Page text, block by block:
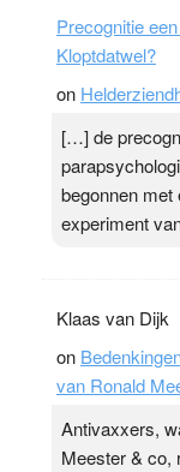
topsporters. Ze
verlagen terwijl
Daarop heeft
zijn.
topspsort ›[...]
Precognitie
Kloptdatwel?
on
[…] de
begonnen met
experiment
Klaas van Dijk
on
van Ronald
Antivaxxers,
Meester & co,